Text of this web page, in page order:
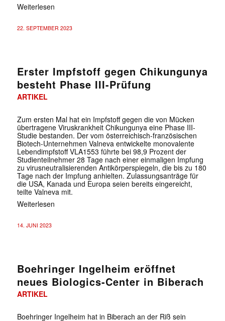
Weiterlesen
22. SEPTEMBER 2023
Erster Impfstoff gegen Chikungunya
besteht Phase III-Prüfung
ARTIKEL
Zum ersten Mal hat ein Impfstoff gegen die von Mücken
übertragene Viruskrankheit Chikungunya eine Phase III-
Studie bestanden. Der vom österreichisch-französischen
Biotech-Unternehmen Valneva entwickelte monovalente
Lebendimpfstoff VLA1553 führte bei 98,9 Prozent der
Studienteilnehmer 28 Tage nach einer einmaligen Impfung
zu virusneutralisierenden Antikörperspiegeln, die bis zu 180
Tage nach der Impfung anhielten. Zulassungsanträge für
die USA, Kanada und Europa seien bereits eingereicht,
teilte Valneva mit.
Weiterlesen
14. JUNI 2023
Boehringer Ingelheim eröffnet
neues Biologics-Center in Biberach
ARTIKEL
Boehringer Ingelheim hat in Biberach an der Riß sein